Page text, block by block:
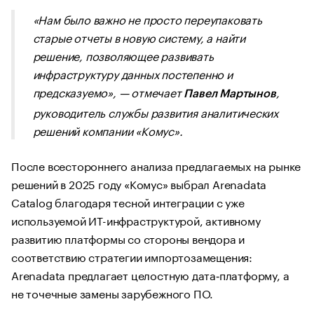
«Нам было важно не просто переупаковать
старые отчеты в новую систему, а найти
решение, позволяющее развивать
инфраструктуру данных постепенно и
предсказуемо», — отмечаетПавел Мартынов,
руководитель службы развития аналитических
решений компании «Комус».
После всестороннего анализа предлагаемых на рынке
решений в 2025 году «Комус» выбрал Arenadata
Catalog благодаря тесной интеграции с уже
используемой ИТ-инфраструктурой, активному
развитию платформы со стороны вендора и
соответствию стратегии импортозамещения:
Arenadata предлагает целостную дата‑платформу, а
не точечные замены зарубежного ПО.